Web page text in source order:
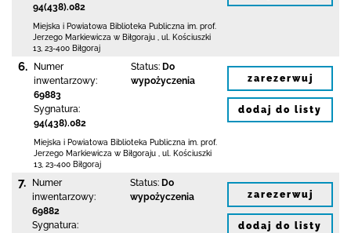
94(438).082
Miejska i Powiatowa Biblioteka Publiczna im. prof.
Jerzego Markiewicza w Biłgoraju
ul. Kościuszki
13 23-400 Biłgoraj
6.
Numer
inwentarzowy:
69883
Sygnatura:
94(438).082
Status: Do
wypożyczenia
Miejska i Powiatowa Biblioteka Publiczna im. prof.
Jerzego Markiewicza w Biłgoraju
ul. Kościuszki
13 23-400 Biłgoraj
zarezerwuj
dodaj do listy
7.
Numer
inwentarzowy:
69882
Sygnatura:
Status: Do
wypożyczenia
zarezerwuj
dodaj do listy